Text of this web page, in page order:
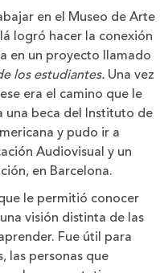
en el Museo de Arte
logró hacer la conexión
en un proyecto llamado
los estudiantes. Una vez
era el camino que le
una beca del Instituto de
y pudo ir a
Audiovisual y un
en Barcelona.
le permitió conocer
visión distinta de las
Fue útil para
las personas que